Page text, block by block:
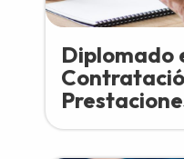
Diplomado